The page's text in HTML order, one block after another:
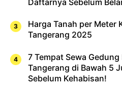
Harga Tanah per Meter
Tangerang 2025
7 Tempat Sewa
Tangerang di Bawah 5
Sebelum Kehabisan!